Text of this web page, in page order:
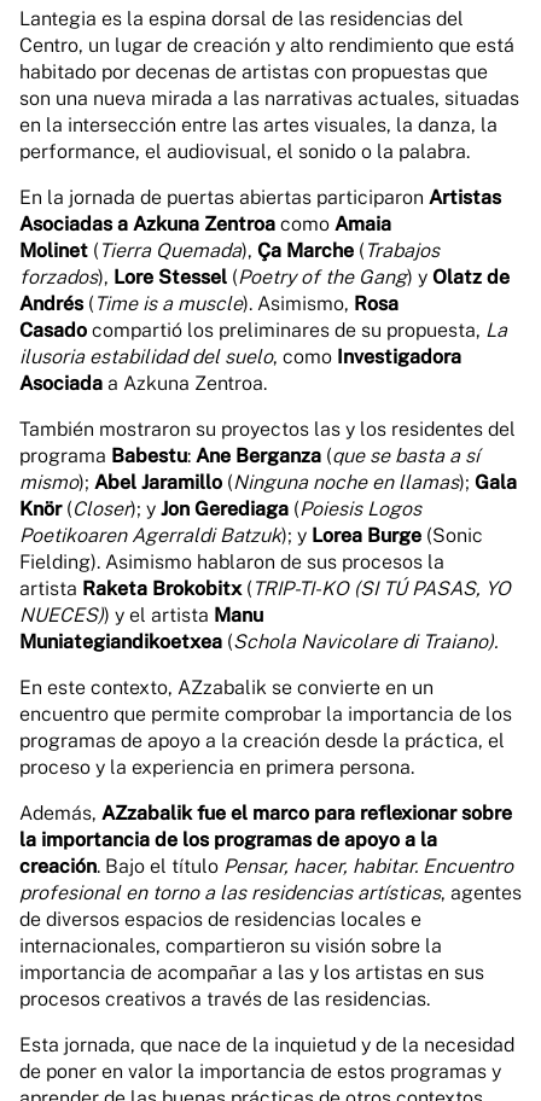
Lantegia es la espina dorsal de las residencias del
Centro, un lugar de creación y alto rendimiento que está
habitado por decenas de artistas con propuestas que
son una nueva mirada a las narrativas actuales, situadas
en la intersección entre las artes visuales, la danza, la
performance, el audiovisual, el sonido o la palabra.
En la jornada de puertas abiertas participaron Artistas
Asociadas a Azkuna Zentroa como Amaia
Molinet ( Tierra Quemada), Ça Marche ( Trabajos
forzados), Lore Stessel (Poetry of the Gang) y Olatz de
Andrés ( Time is a muscle). Asimismo, Rosa
Casado compartió los preliminares de su propuesta, La
ilusoria estabilidad del suelo, como Investigadora
Asociada a Azkuna Zentroa.
También mostraron su proyectos las y los residentes del
programa Babestu: Ane Berganza (que se basta a sí
mismo); Abel Jaramillo (Ninguna noche en llamas); Gala
Knör(Closer); y Jon Gerediaga (Poiesis Logos
Poetikoaren Agerraldi Batzuk); y Lorea Burge (Sonic
Fielding). Asimismo hablaron de sus procesos la
artista Raketa Brokobitx( TRIP-TI-KO (SI TÚ PASAS, YO
NUECES)) y el artista Manu
Muniategiandikoetxea (Schola Navicolare di Traiano).
En este contexto, AZzabalik se convierte en un
encuentro que permite comprobar la importancia de los
programas de apoyo a la creación desde la práctica, el
proceso y la experiencia en primera persona.
Además, AZzabalik fue el marco para reflexionar sobre
la importancia de los programas de apoyo a la
creación. Bajo el título Pensar, hacer, habitar. Encuentro
profesional en torno a las residencias artísticas, agentes
de diversos espacios de residencias locales e
internacionales, compartieron su visión sobre la
importancia de acompañar a las y los artistas en sus
procesos creativos a través de las residencias.
Esta jornada, que nace de la inquietud y de la necesidad
de poner en valor la importancia de estos programas y